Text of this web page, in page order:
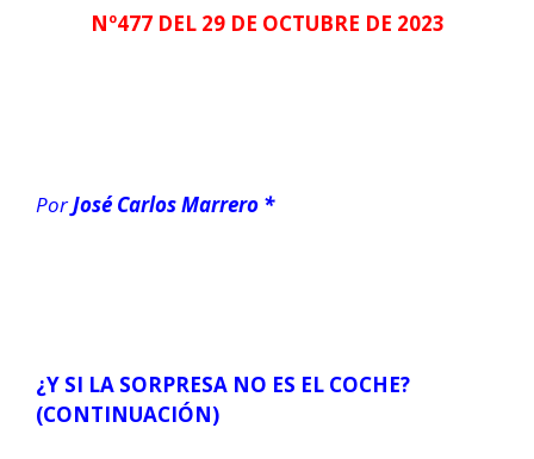
Nº477 DEL 29 DE OCTUBRE DE 2023
PorJosé Carlos Marrero *
¿Y SI LA SORPRESA NO ES EL COCHE?
(CONTINUACIÓN)